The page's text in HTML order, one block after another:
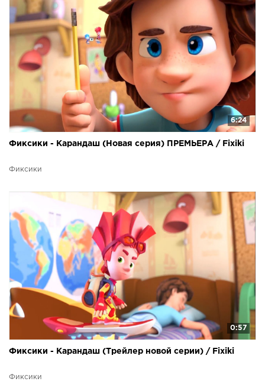
6:24
Фиксики - Карандаш (Новая серия) ПРЕМЬЕРА / Fixiki
Фиксики
0:57
Фиксики - Карандаш (Трейлер новой серии) / Fixiki
Фиксики